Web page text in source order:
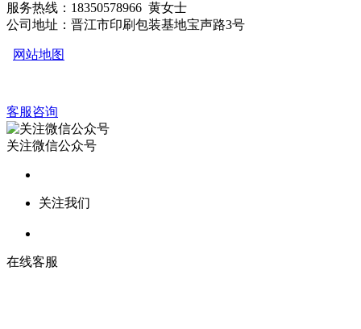
服务热线：18350578966 黄女士
公司地址：晋江市印刷包装基地宝声路3号
网站地图
客服咨询
关注微信公众号
关注我们
在线客服